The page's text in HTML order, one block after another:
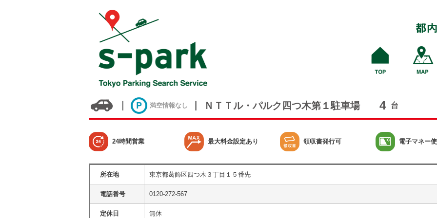
満空情報なし ＮＴＴル・パルク四つ木第１駐車場 4 台
24時間営業 最大料金設定あり 領収書発行可 電子マネー
所在地 東京都葛飾区四つ木３丁目１５番先
電話番号 0120-272-567
定休日 無休